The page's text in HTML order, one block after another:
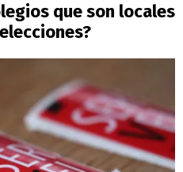
que son locales